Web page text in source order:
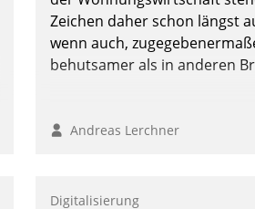
Zeichen daher schon längst
wenn auch,
behutsamer als in anderen
Andreas Lerchner
Digitalisierung